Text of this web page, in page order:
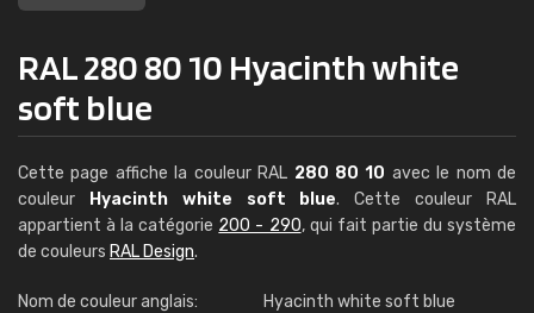
RAL 280 80 10 Hyacinth white
soft blue
Cette page affiche la couleur RAL 280 80 10 avec le nom de
couleur
Hyacinth white soft blue. Cette couleur RAL
appartient à la catégorie 200 - 290, qui fait partie du système
de couleurs RAL Design.
Nom de couleur anglais:
Hyacinth white soft blue